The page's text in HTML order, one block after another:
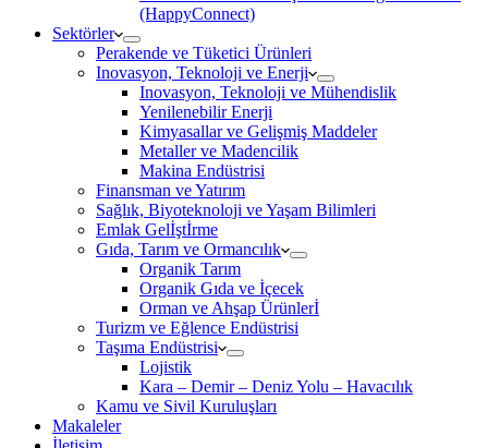
(HappyConnect)
Sektörler
Perakende ve Tüketici Ürünleri
Inovasyon, Teknoloji ve Enerji
Inovasyon, Teknoloji ve Mühendislik
Yenilenebilir Enerji
Kimyasallar ve Gelişmiş Maddeler
Metaller ve Madencilik
Makina Endüstrisi
Finansman ve Yatırım
Sağlık, Biyoteknoloji ve Yaşam Bilimleri
Emlak Gelİştİrme
Gıda, Tarım ve Ormancılık
Organik Tarım
Organik Gıda ve İçecek
Orman ve Ahşap Ürünlerİ
Turizm ve Eğlence Endüstrisi
Taşıma Endüstrisi
Lojistik
Kara – Demir – Deniz Yolu – Havacılık
Kamu ve Sivil Kuruluşları
Makaleler